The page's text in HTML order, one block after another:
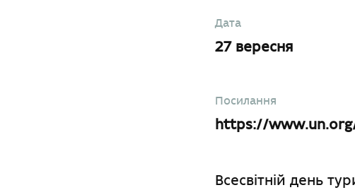
Дата
27 вересня
Посилання
https://
Всесвітній день